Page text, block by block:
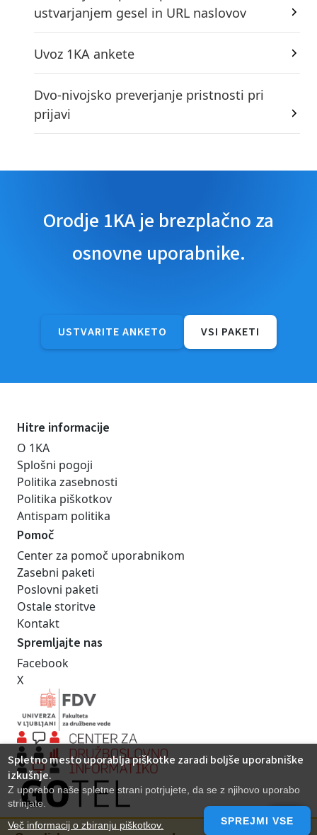
ustvarjanjem gesel in URL naslovov
Uvoz 1KA ankete
Dvo-nivojsko preverjanje pristnosti pri
prijavi
Orodje 1KA je brezplačno za
osnovne uporabnike.
USTVARITE ANKETO VSI PAKETI
Hitre informacije
O 1KA
Splošni pogoji
Politika zasebnosti
Politika piškotkov
Antispam politika
Pomoč
Center za pomoč uporabnikom
Zasebni paketi
Poslovni paketi
Ostale storitve
Kontakt
Spremljajte nas
Facebook
X
Spletno mesto uporablja piškotke zaradi boljše uporabniške
izkušnje.
Z uporabo naše spletne strani potrjujete, da se z njihovo uporabo
strinjate.
Več informacij o zbiranju piškotkov.
SPREJMI VSE